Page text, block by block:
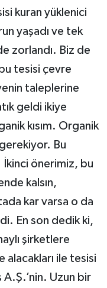
kuran yüklenici
yaşadı ve tek
zorlandı. Biz de
tesisi çevre
taleplerine
geldi ikiye
kısım. Organik
gerekiyor. Bu
İkinci önerimiz, bu
kalsın,
kar varsa o da
En son dedik ki,
şirketlere
alacakları ile tesisi
Uzun bir